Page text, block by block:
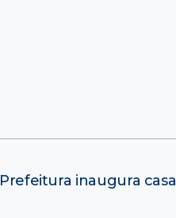
Prefeitura inaugura casa